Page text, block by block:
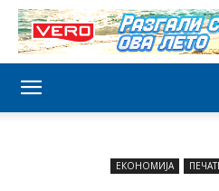
ЕКОНОМИЈА